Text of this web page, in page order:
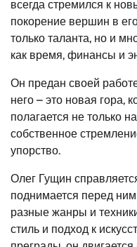
всегда стремился к
покорение вершин в
только таланта, но и
как время, финансы и
Он предан своей
него – это новая гора,
полагается не только
собственное
упорство.
Олег Гущин
поднимается перед
разные жанры и
стиль и подход к